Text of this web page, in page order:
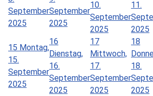
September
2025
September
2025
10.
September
2025
11.
2025
15 Montag,
15.
September
2025
16
Dienstag,
16.
September
2025
17
Mittwoch,
17.
September
2025
18
18.
2025